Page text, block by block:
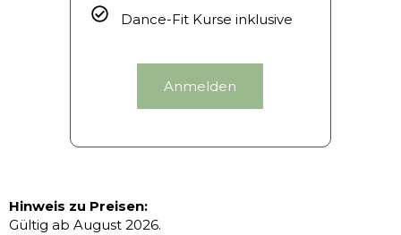
Dance-Fit Kurse inklusive
Anmelden
Hinweis zu Preisen:
Gültig ab August 2026.